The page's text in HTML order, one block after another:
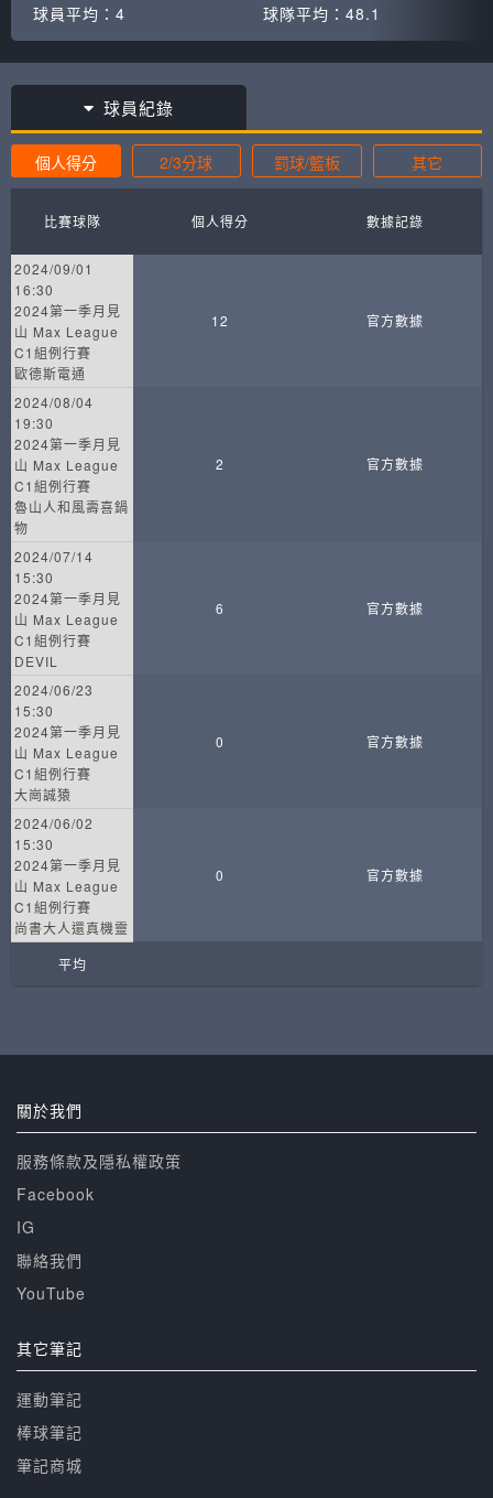
球員平均： 4 球隊平均： 48.1
球員紀錄
個人得分 2/3分球 罰球/籃板 其它
比賽球隊 個人得分 數據記錄
2024/09/01
16:30
2024第一季月見
山 Max League
C1組例行賽
歐德斯電通
12 官方數據
2024/08/04
19:30
2024第一季月見
山 Max League
C1組例行賽
魯山人和風壽喜鍋
物
2 官方數據
2024/07/14
15:30
2024第一季月見
山 Max League
C1組例行賽
DEVIL
6 官方數據
2024/06/23
15:30
2024第一季月見
山 Max League
C1組例行賽
大崗誠猿
0 官方數據
2024/06/02
15:30
2024第一季月見
山 Max League
C1組例行賽
尚書大人還真機靈
0 官方數據
平均
關於我們
服務條款及隱私權政策
Facebook
IG
聯絡我們
YouTube
其它筆記
運動筆記
棒球筆記
筆記商城